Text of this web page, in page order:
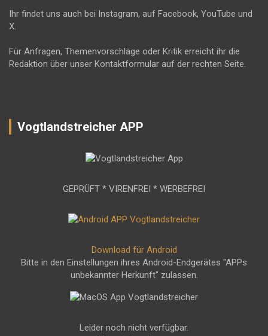
Ihr findet uns auch bei Instagram, auf Facebook, YouTube und
X.
Für Anfragen, Themenvorschläge oder Kritik erreicht ihr die
Redaktion über unser Kontaktformular auf der rechten Seite.
Vogtlandstreicher APP
GEPRÜFT * VIRENFREI * WERBEFREI
Download für Android
Bitte in den Einstellungen ihres Android-Endgerätes "APPs
unbekannter Herkunft" zulassen.
Leider noch nicht verfügbar.